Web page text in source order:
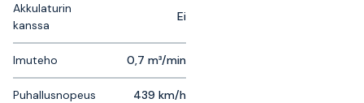
Akkulaturin
kanssa
Ei
Imuteho 0,7 m³/min
Puhallusnopeus 439 km/h